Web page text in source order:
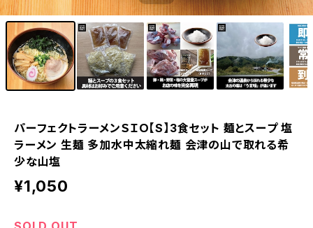
パーフェクトラーメンＳＩＯ【S】3食セット 麺とスープ 塩
ラーメン 生麺 多加水中太縮れ麺 会津の山で取れる希
少な山塩
¥1,050